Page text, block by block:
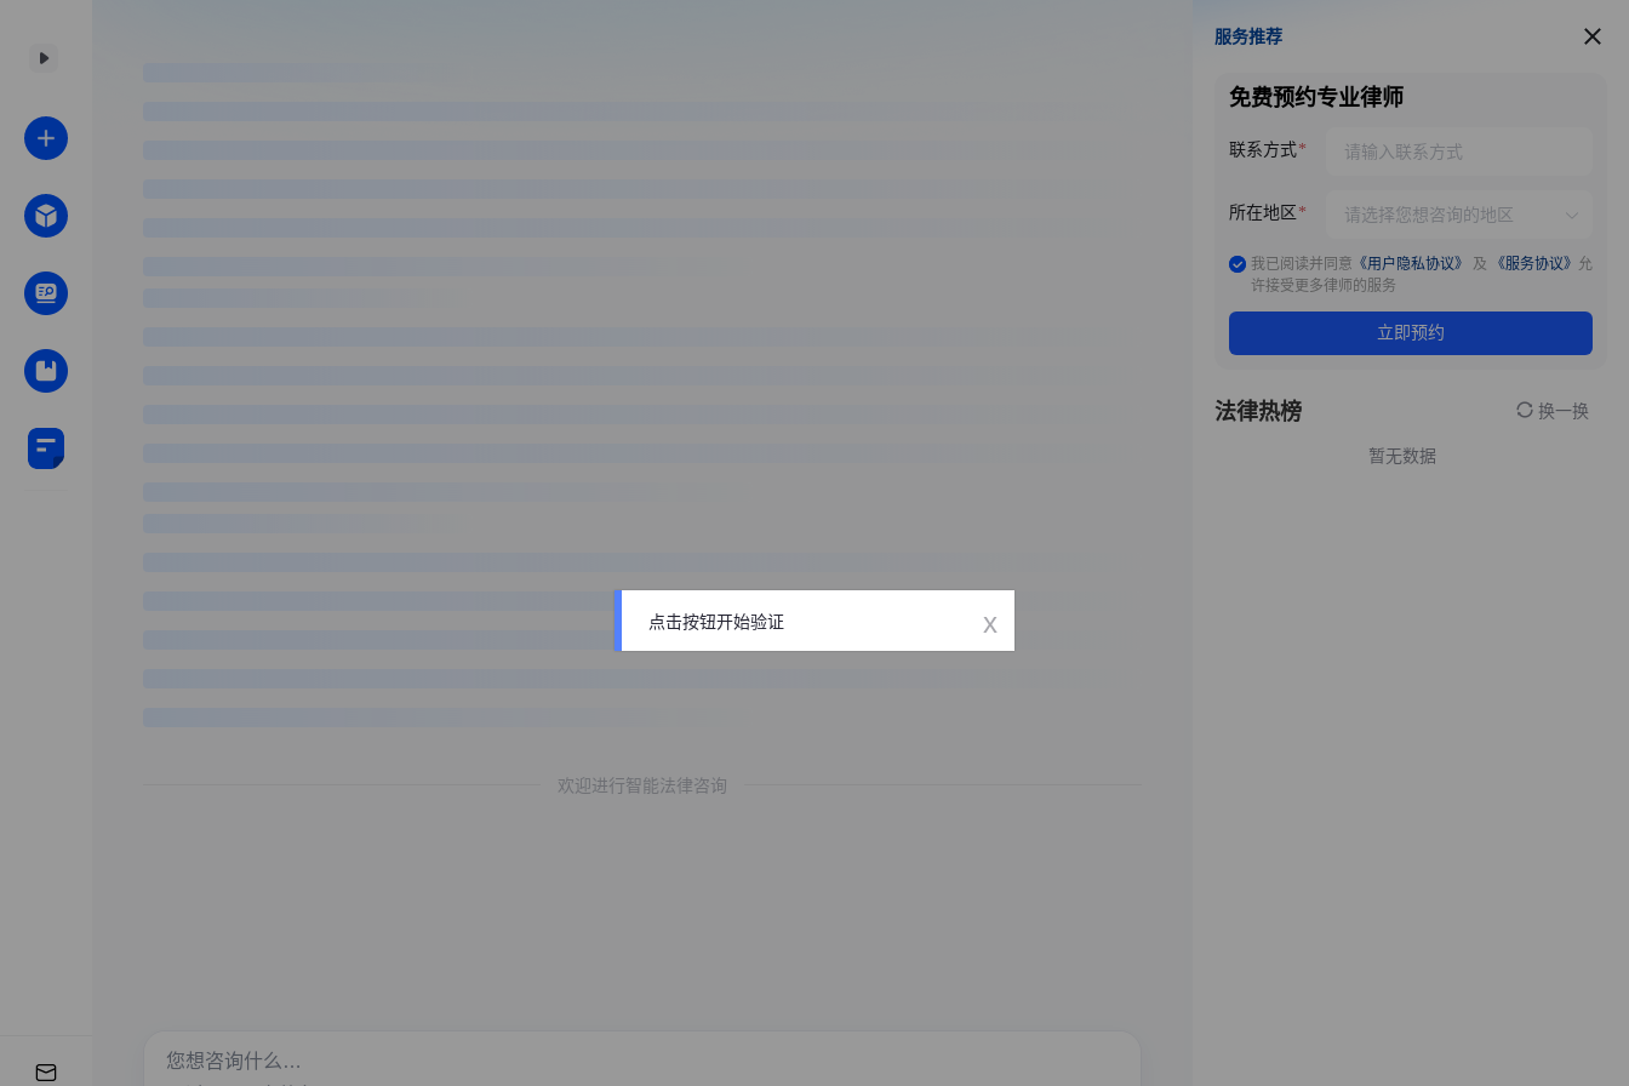
欢迎进行智能法律咨询
服务推荐
服务推荐
免费预约专业律师
联系方式
所在地区
我已阅读并同意 《用户隐私协议》 及 《服务协议》 允
许接受更多律师的服务
立即预约
法律热榜 换一换
暂无数据
点击按钮开始验证 x